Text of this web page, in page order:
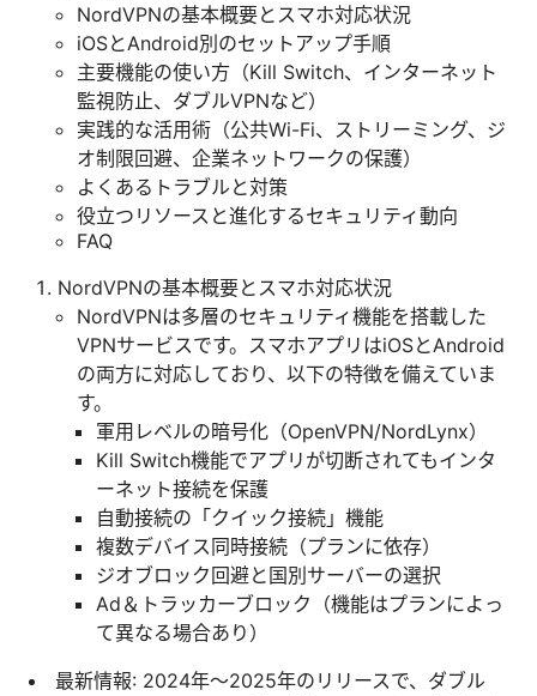
NordVPNの基本概要とスマホ対応状況
iOSとAndroid別のセットアップ手順
主要機能の使い方（Kill Switch、インターネット
監視防止、ダブルVPNなど）
実践的な活用術（公共Wi-Fi、ストリーミング、ジ
オ制限回避、企業ネットワークの保護）
よくあるトラブルと対策
役立つリソースと進化するセキュリティ動向
FAQ
NordVPNの基本概要とスマホ対応状況
NordVPNは多層のセキュリティ機能を搭載した
VPNサービスです。スマホアプリはiOSとAndroid
の両方に対応しており、以下の特徴を備えていま
す。
軍用レベルの暗号化（OpenVPN/NordLynx）
Kill Switch機能でアプリが切断されてもインタ
ーネット接続を保護
自動接続の「クイック接続」機能
複数デバイス同時接続（プランに依存）
ジオブロック回避と国別サーバーの選択
Ad＆トラッカーブロック（機能はプランによっ
て異なる場合あり）
最新情報: 2024年〜2025年のリリースで、ダブル